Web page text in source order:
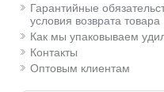
Гарантийные
условия возврата товара
Как мы упаковываем
Контакты
Оптовым клиентам